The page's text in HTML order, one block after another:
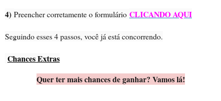
4) Preencher corretamente o formulário CLICANDO AQUI
Seguindo esses 4 passos, você já está concorrendo.
Chances Extras
Quer ter mais chances de ganhar? Vamos lá!